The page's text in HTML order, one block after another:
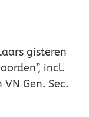
gisteren
incl.
Gen. Sec.